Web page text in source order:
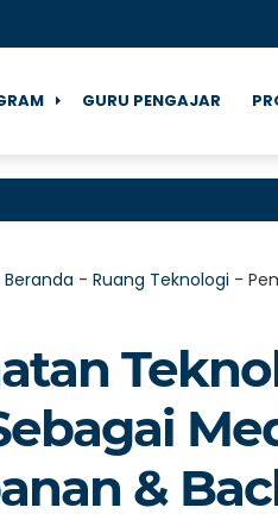
GURU PENGAJAR
Beranda - Ruang Teknologi -
&